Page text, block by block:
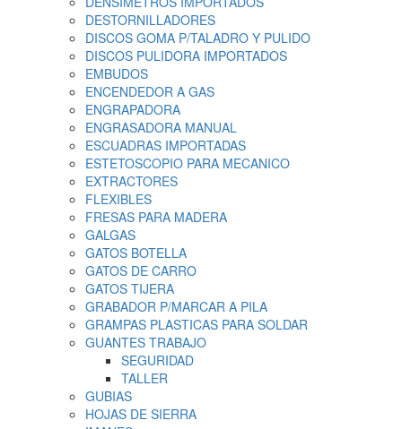
DESTORNILLADORES
DISCOS GOMA P/TALADRO Y PULIDO
DISCOS PULIDORA IMPORTADOS
EMBUDOS
ENCENDEDOR A GAS
ENGRAPADORA
ENGRASADORA MANUAL
ESCUADRAS IMPORTADAS
ESTETOSCOPIO PARA MECANICO
EXTRACTORES
FLEXIBLES
FRESAS PARA MADERA
GALGAS
GATOS BOTELLA
GATOS DE CARRO
GATOS TIJERA
GRABADOR P/MARCAR A PILA
GRAMPAS PLASTICAS PARA SOLDAR
GUANTES TRABAJO
SEGURIDAD
TALLER
GUBIAS
HOJAS DE SIERRA